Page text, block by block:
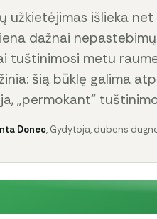
užkietėjimas išlieka
dažnai
tuštinimosi metu
šią būklę galima
„permokant“
Donec, Gydytoja, dubens